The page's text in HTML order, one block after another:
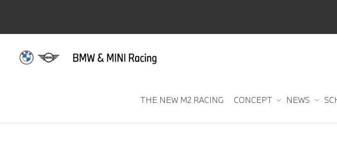
THE NEW M2 RACING CONCEPT NEWS
RACE CAR FOR SALE